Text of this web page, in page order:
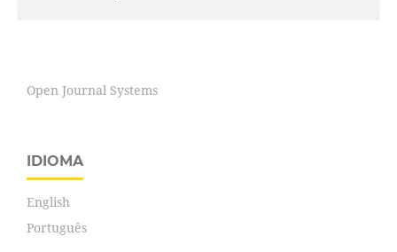
Open Journal Systems
IDIOMA
English
Português